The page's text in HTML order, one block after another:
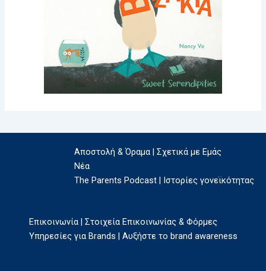
Αποστολή & Όραμα | Σχετικά με Εμάς
Νέα
The Parents Podcast | Ιστορίες γονεϊκότητας
Επικοινωνία | Στοιχεία Επικοινωνίας & Φόρμες
Υπηρεσίες για Brands | Αυξήστε το brand awareness